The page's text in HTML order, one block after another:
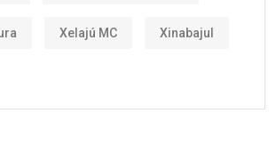
Xelajú MC Xinabajul